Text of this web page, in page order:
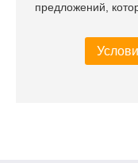
предложений,